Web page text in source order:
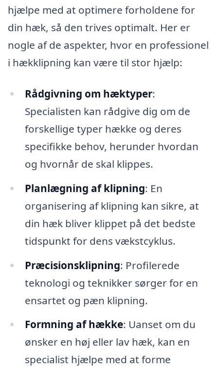
hjælpe med at optimere forholdene for
din hæk, så den trives optimalt. Her er
nogle af de aspekter, hvor en professionel
i hækklipning kan være til stor hjælp:
Rådgivning om hæktyper:
Specialisten kan rådgive dig om de
forskellige typer hække og deres
specifikke behov, herunder hvordan
og hvornår de skal klippes.
Planlægning af klipning: En
organisering af klipning kan sikre, at
din hæk bliver klippet på det bedste
tidspunkt for dens vækstcyklus.
Præcisionsklipning: Profilerede
teknologi og teknikker sørger for en
ensartet og pæn klipning.
Formning af hække: Uanset om du
ønsker en høj eller lav hæk, kan en
specialist hjælpe med at forme